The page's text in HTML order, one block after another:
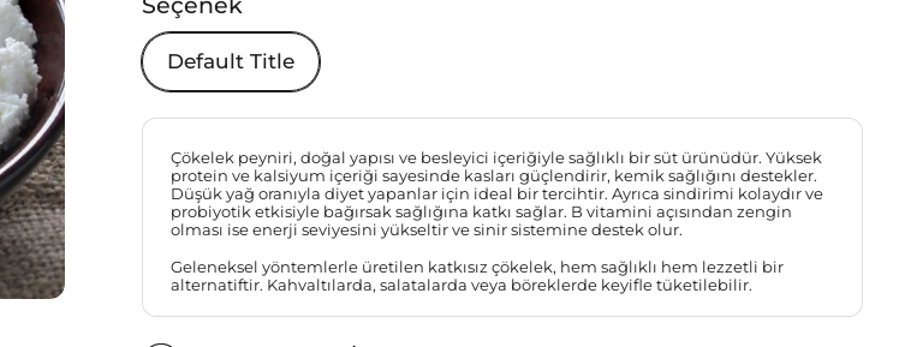
Default Title
Çökelek peyniri, doğal yapısı ve besleyici içeriğiyle sağlıklı bir süt ürünüdür. Yüksek
protein ve kalsiyum içeriği sayesinde kasları güçlendirir, kemik sağlığını destekler.
Düşük yağ oranıyla diyet yapanlar için ideal bir tercihtir. Ayrıca sindirimi kolaydır ve
probiyotik etkisiyle bağırsak sağlığına katkı sağlar. B vitamini açısından zengin
olması ise enerji seviyesini yükseltir ve sinir sistemine destek olur.
Geleneksel yöntemlerle üretilen katkısız çökelek, hem sağlıklı hem lezzetli bir
alternatiftir. Kahvaltılarda, salatalarda veya böreklerde keyifle tüketilebilir.